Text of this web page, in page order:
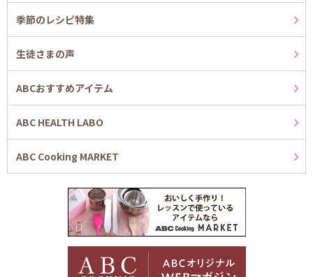
季節のレシピ特集
生徒さまの声
ABCおすすめアイテム
ABC HEALTH LABO
ABC Cooking MARKET